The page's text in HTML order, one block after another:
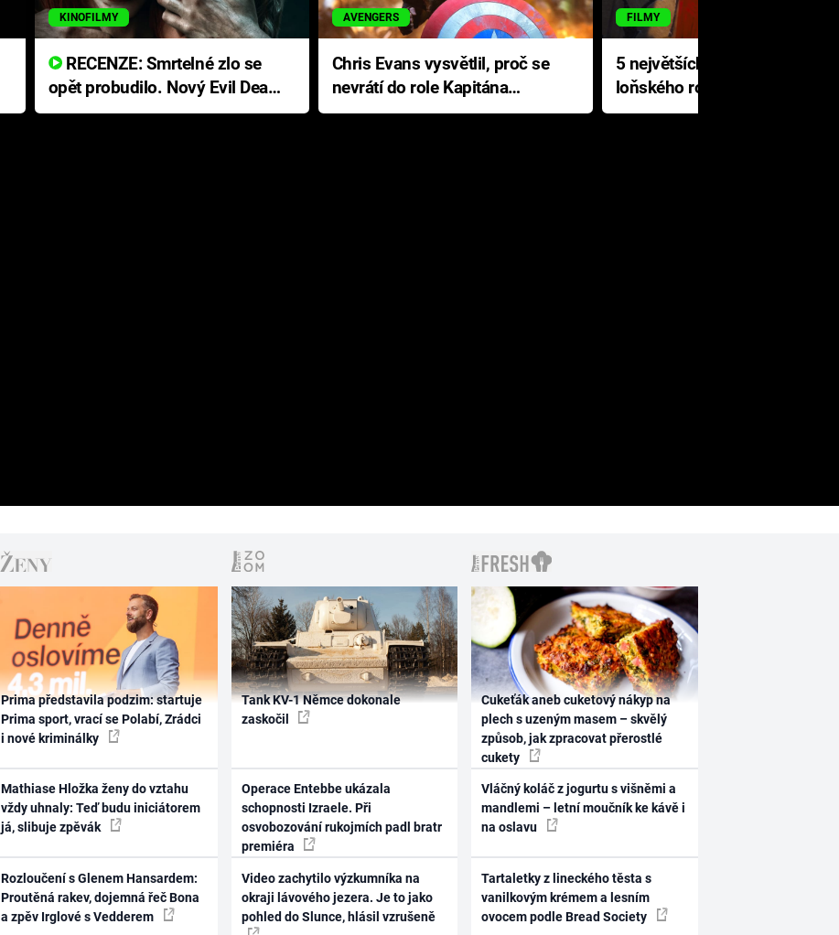
KINOFILMY
RECENZE: Smrtelné zlo se
opět probudilo. Nový Evil Dead
přichází s neodolatelnou
AVENGERS
Chris Evans vysvětlil, proč se
nevrátí do role Kapitána
Ameriky
FILMY
5 největších propadáků
loňského roku: Disney na
jediné katastrofě prodělal 200
Prima představila podzim: startuje
Prima sport, vrací se Polabí, Zrádci
i nové kriminálky
Mathiase Hložka ženy do vztahu
vždy uhnaly: Teď budu iniciátorem
já, slibuje zpěvák
Rozloučení s Glenem Hansardem:
Proutěná rakev, dojemná řeč Bona
a zpěv Irglové s Vedderem
Tank KV-1 Němce dokonale
zaskočil
Operace Entebbe ukázala
schopnosti Izraele. Při
osvobozování rukojmích padl bratr
premiéra
Video zachytilo výzkumníka na
okraji lávového jezera. Je to jako
pohled do Slunce, hlásil vzrušeně
Cukeťák aneb cuketový nákyp na
plech s uzeným masem – skvělý
způsob, jak zpracovat přerostlé
cukety
Vláčný koláč z jogurtu s višněmi a
mandlemi – letní moučník ke kávě i
na oslavu
Tartaletky z lineckého těsta s
vanilkovým krémem a lesním
ovocem podle Bread Society